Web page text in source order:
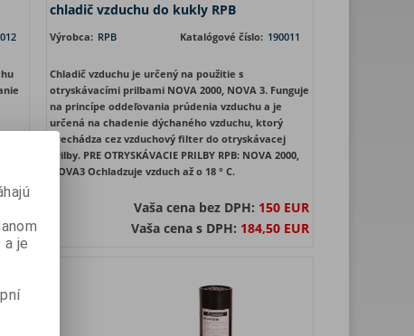
chladič vzduchu do kukly RPB
Výrobca: RPB Katalógové číslo: 190011
Chladič vzduchu je určený na použitie s
otryskávacími prilbami NOVA 2000, NOVA 3. Funguje
na princípe oddeľovania prúdenia vzduchu a je
určená na chadenie dýchaného vzduchu, ktorý
prechádza cez vzduchový filter do otryskávacej
prilby. PRE OTRYSKÁVACIE PRILBY RPB: NOVA 2000,
NOVA3 Ochladzuje vzduch až o 18 ° C.
Vaša cena bez DPH: 150 EUR
Vaša cena s DPH: 184,50 EUR
je